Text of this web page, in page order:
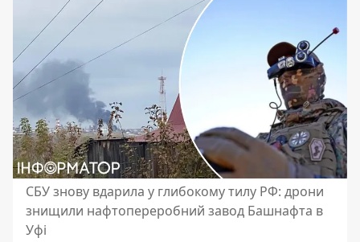
СБУ знову вдарила у глибокому тилу РФ: дрони
знищили нафтопереробний завод Башнафта в
Уфі